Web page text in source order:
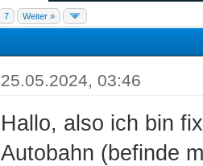
7 Weiter »
25.05.2024, 03:46
Hallo, also ich bin
Autobahn (befinde